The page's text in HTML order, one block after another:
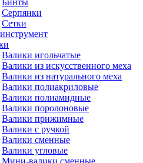
Бинты
Серпянки
Сетки
Валики игольчатые
Валики из искусственного меха
Валики из натурального меха
Валики полиакриловые
Валики полиамидные
Валики поролоновые
Валики прижимные
Валики с ручкой
Валики сменные
Валики угловые
Мини-валики сменные